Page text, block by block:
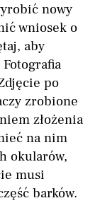
nowy
wniosek o
aby
po
zrobione
złożenia
na nim
okularów,
musi
barków.